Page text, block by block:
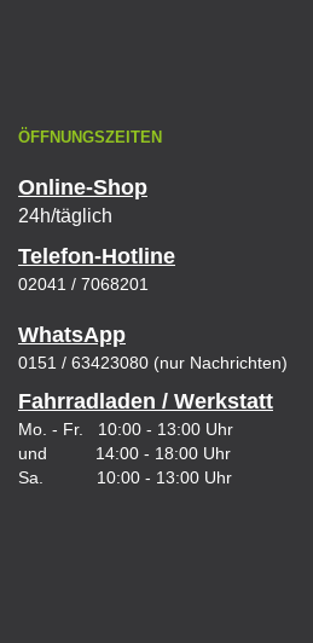
ÖFFNUNGSZEITEN
Online-Shop
24h/täglich
Telefon-Hotline
02041 / 7068201
WhatsApp
0151 / 63423080 (nur Nachrichten)
Fahrradladen / Werkstatt
Mo. - Fr. 10:00 - 13:00 Uhr
und 14:00 - 18:00 Uhr
Sa. 10:00 - 13:00 Uhr